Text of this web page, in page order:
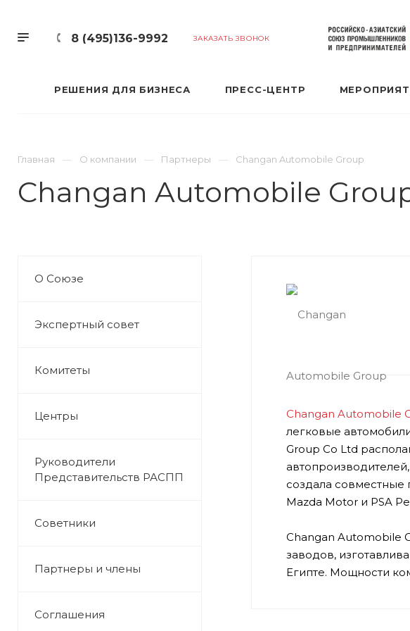
8 (495)136-9992 ЗАКАЗАТЬ ЗВОНОК
РЕШЕНИЯ ДЛЯ БИЗНЕСА ПРЕСС-ЦЕНТР
Главная О компании Партнеры Changan Automobile Group
Changan Automobile
О Союзе
Экспертный совет
Комитеты
Центры
Руководители
Представительств РАСПП
Советники
Партнеры и члены
Соглашения
Changan Automobile
легковые
Group Co Ltd
создала совместные
Mazda Motor и PSA
Changan Automobile
заводов,
Египте. Мощности